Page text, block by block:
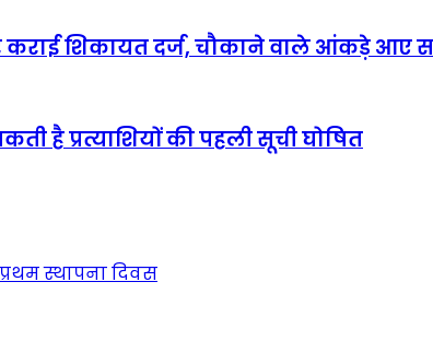
कराई शिकायत दर्ज, चौकाने वाले आंकड़े आए
है प्रत्याशियों की पहली सूची घोषित
स्थापना दिवस